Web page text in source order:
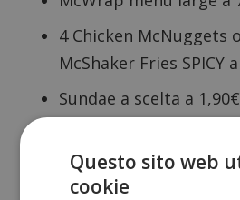
4 Chicken McNuggets
McShaker Fries SPICY
Sundae a scelta a 1,90€
Un Mc Menu Large a
McNuggets Original o
11,20€
Questo sito web
cookie